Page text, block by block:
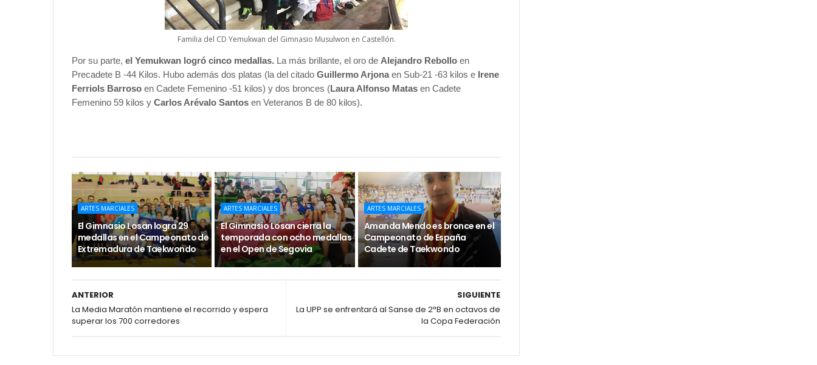
Familia del CD Yemukwan del Gimnasio Musulwon en Castellón.
Por su parte, el Yemukwan logró cinco medallas. La más brillante, el oro de Alejandro Rebollo en
Precadete B -44 Kilos. Hubo además dos platas (la del citado Guillermo Arjonaen Sub-21 -63 kilos e Irene
Ferriols Barroso en Cadete Femenino -51 kilos) y dos bronces (Laura Alfonso Matas en Cadete
Femenino 59 kilos y Carlos Arévalo Santos en Veteranos B de 80 kilos).
ARTES MARCIALES
El Gimnasio Losan logra 29
medallas en el Campeonato de
Extremadura de Taekwondo
ARTES MARCIALES
El Gimnasio Losan cierra la
temporada con ocho medallas
en el Open de Segovia
ARTES MARCIALES
Amanda Mendo es bronce en el
Campeonato de España
Cadete de Taekwondo
SIGUIENTE
La UPP se enfrentará al Sanse de 2ªB en octavos de
la Copa Federación
ANTERIOR
La Media Maratón mantiene el recorrido y espera
superar los 700 corredores